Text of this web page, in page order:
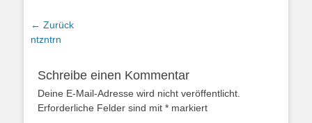
← Zurück
Vorhergehender
ntzntrn
Schreibe einen Kommentar
Deine E-Mail-Adresse wird nicht veröffentlicht.
Erforderliche Felder sind mit * markiert